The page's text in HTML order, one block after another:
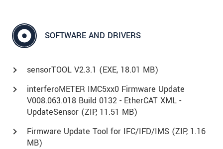
SOFTWARE AND DRIVERS
sensorTOOL V2.3.1 (EXE, 18.01 MB)
interferoMETER IMC5xx0 Firmware Update
V008.063.018 Build 0132 - EtherCAT XML -
UpdateSensor (ZIP, 11.51 MB)
Firmware Update Tool for IFC/IFD/IMS (ZIP, 1.16
MB)